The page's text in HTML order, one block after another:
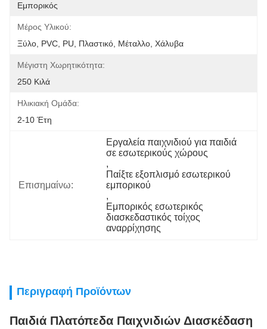
Εμπορικός
Μέρος Υλικού:
Ξύλο, PVC, PU, Πλαστικό, Μέταλλο, Χάλυβα
Μέγιστη Χωρητικότητα:
250 Κιλά
Ηλικιακή Ομάδα:
2-10 Έτη
Επισημαίνω:
Εργαλεία παιχνιδιού για παιδιά
σε εσωτερικούς χώρους
,
Παίξτε εξοπλισμό εσωτερικού
εμπορικού
,
Εμπορικός εσωτερικός
διασκεδαστικός τοίχος
αναρρίχησης
Περιγραφή Προϊόντων
Παιδιά Πλατόπεδα Παιχνιδιών Διασκέδαση